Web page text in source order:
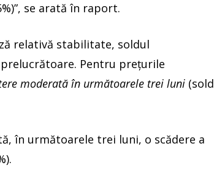
se arată în raport.
relativă stabilitate, soldul
Pentru preţurile
moderată în următoarele trei luni (sold
în următoarele trei luni, o scădere a